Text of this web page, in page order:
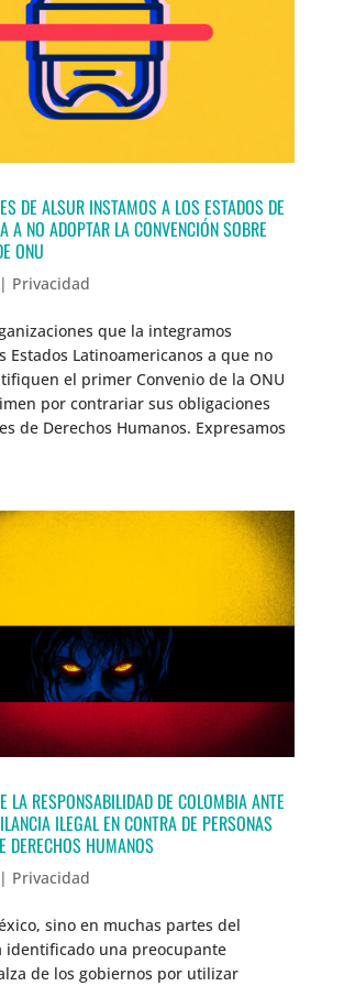
DE ALSUR INSTAMOS A LOS ESTADOS DE
A NO ADOPTAR LA CONVENCIÓN SOBRE
ONU
Privacidad
que la integramos
Estados Latinoamericanos a que no
el primer Convenio de la ONU
por contrariar sus obligaciones
de Derechos Humanos. Expresamos
LA RESPONSABILIDAD DE COLOMBIA ANTE
ILEGAL EN CONTRA DE PERSONAS
DERECHOS HUMANOS
Privacidad
sino en muchas partes del
identificado una preocupante
de los gobiernos por utilizar